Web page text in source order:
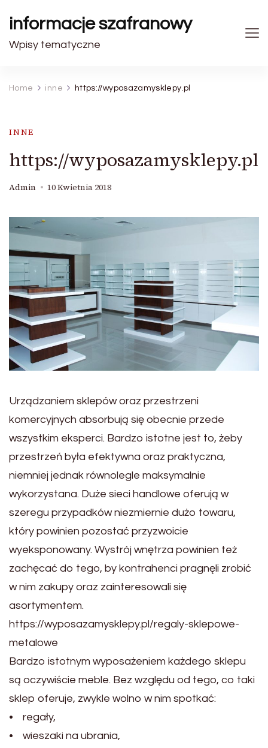
informacje szafranowy
Wpisy tematyczne
Home inne https://wyposazamysklepy.pl
INNE
https://wyposazamysklepy.pl
Admin 10 Kwietnia 2018
Urządzaniem sklepów oraz przestrzeni
komercyjnych absorbują się obecnie przede
wszystkim eksperci. Bardzo istotne jest to, żeby
przestrzeń była efektywna oraz praktyczna,
niemniej jednak równolegle maksymalnie
wykorzystana. Duże sieci handlowe oferują w
szeregu przypadków niezmiernie dużo towaru,
który powinien pozostać przyzwoicie
wyeksponowany. Wystrój wnętrza powinien też
zachęcać do tego, by kontrahenci pragnęli zrobić
w nim zakupy oraz zainteresowali się
asortymentem.
https://wyposazamysklepy.pl/regaly-sklepowe-
metalowe
Bardzo istotnym wyposażeniem każdego sklepu
są oczywiście meble. Bez względu od tego, co taki
sklep oferuje, zwykle wolno w nim spotkać:
• regały,
• wieszaki na ubrania,